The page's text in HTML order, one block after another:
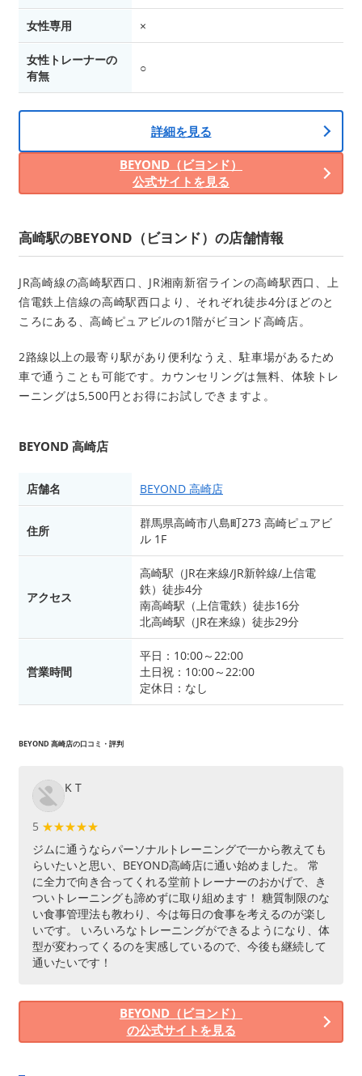
女性専用 ×
女性トレーナーの
有無
○
詳細を見る
BEYOND（ビヨンド）
公式サイトを見る
高崎駅のBEYOND（ビヨンド）の店舗情報
JR高崎線の高崎駅西口、JR湘南新宿ラインの高崎駅西口、上
信電鉄上信線の高崎駅西口より、それぞれ徒歩4分ほどのと
ころにある、高崎ピュアビルの1階がビヨンド高崎店。
2路線以上の最寄り駅があり便利なうえ、駐車場があるため
車で通うことも可能です。カウンセリングは無料、体験トレ
ーニングは5,500円とお得にお試しできますよ。
BEYOND 高崎店
店舗名 BEYOND 高崎店
住所
群馬県高崎市八島町273 高崎ピュアビ
ル 1F
アクセス
高崎駅（JR在来線/JR新幹線/上信電
鉄）徒歩4分
南高崎駅（上信電鉄）徒歩16分
北高崎駅（JR在来線）徒歩29分
営業時間
平日：10:00～22:00
土日祝：10:00～22:00
定休日：なし
BEYOND 高崎店の口コミ・評判
K T
5 ★★★★★
★★★★★
ジムに通うならパーソナルトレーニングで一から教えても
らいたいと思い、BEYOND高崎店に通い始めました。 常
に全力で向き合ってくれる堂前トレーナーのおかげで、き
ついトレーニングも諦めずに取り組めます！ 糖質制限のな
い食事管理法も教わり、今は毎日の食事を考えるのが楽し
いです。 いろいろなトレーニングができるようになり、体
型が変わってくるのを実感しているので、今後も継続して
通いたいです！
BEYOND（ビヨンド）
の公式サイトを見る